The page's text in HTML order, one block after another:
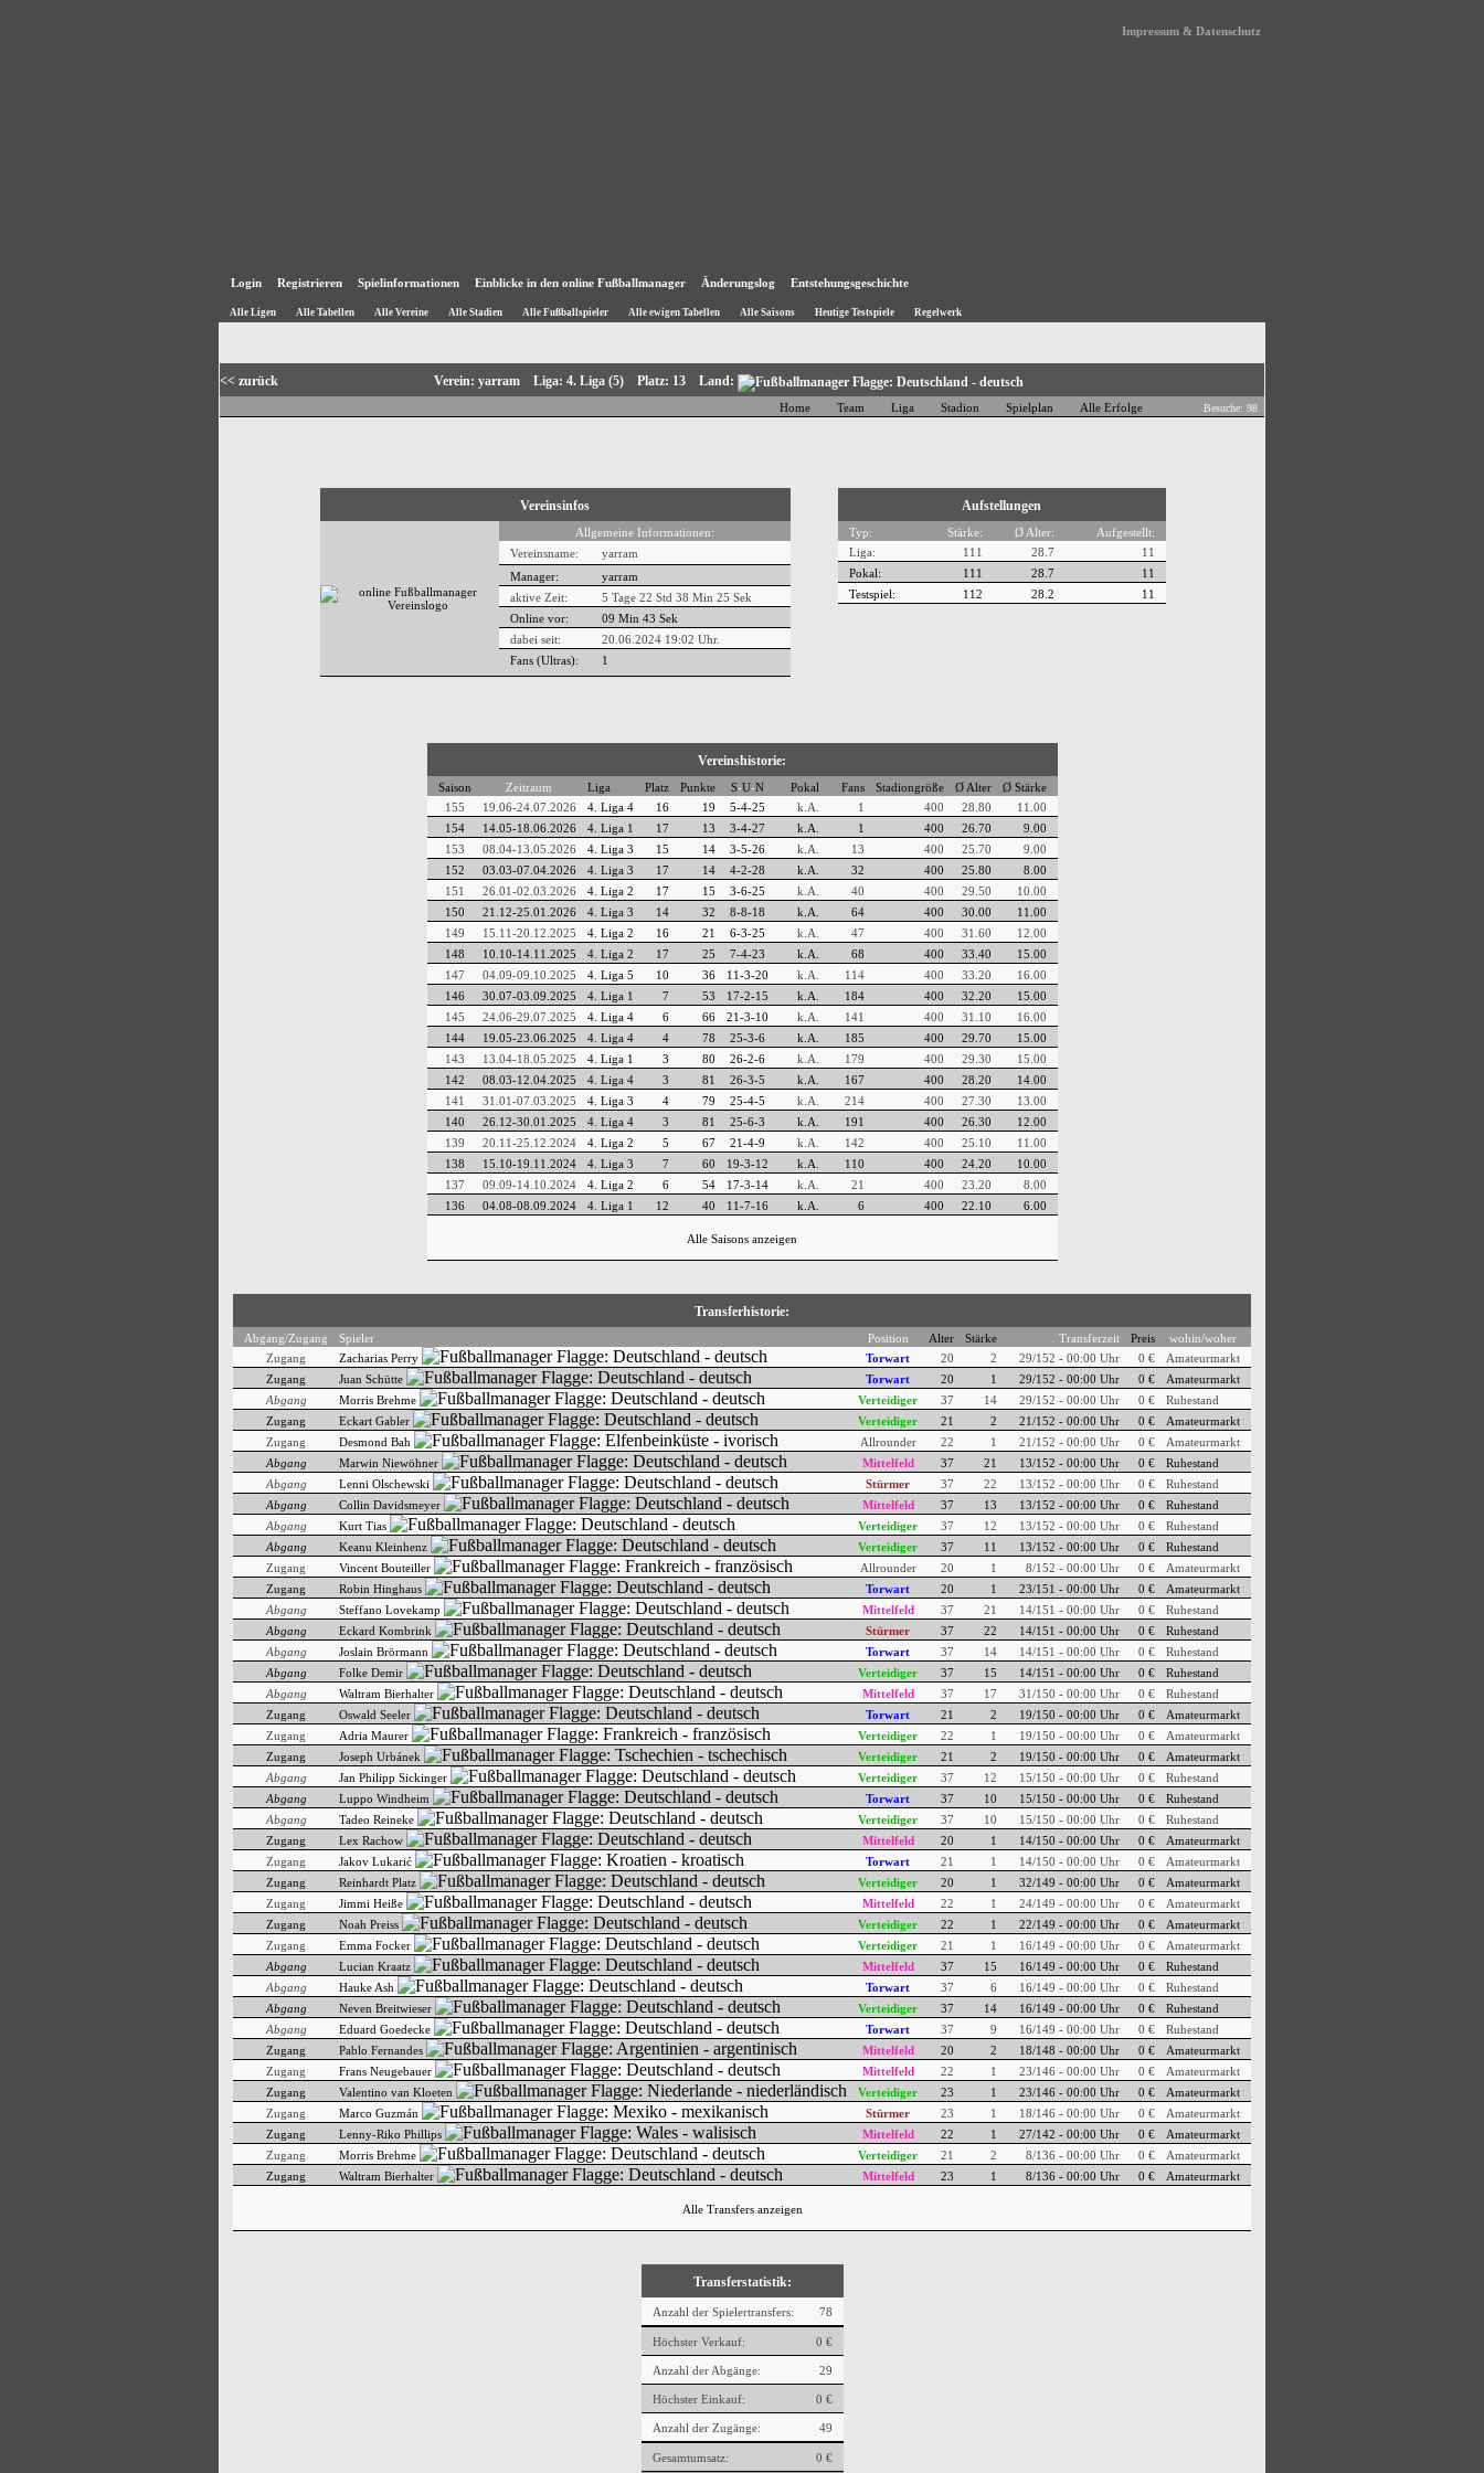
Impressum & Datenschutz
Login Registrieren Spielinformationen Einblicke in den online Fußballmanager Änderungslog Entstehungsgeschichte
Alle Ligen Alle Tabellen Alle Vereine Alle Stadien Alle Fußballspieler Alle ewigen Tabellen Alle Saisons Heutige Testspiele Regelwerk
<< zurück Verein: yarram Liga: 4. Liga (5) Platz: 13 Land:
Home Team Liga Stadion Spielplan Alle Erfolge Besuche: 98
Vereinsinfos
Allgemeine Informationen:
Vereinsname:
yarram
Manager:
yarram
aktive Zeit:
5 Tage 22 Std 38 Min 25 Sek
Online vor:
09 Min 44 Sek
dabei seit:
20.06.2024 19:02 Uhr.
Fans (Ultras):
1
Aufstellungen
Typ: Stärke: Ø Alter:
Aufgestellt:
Liga:
111 28.7
11
Pokal:
111 28.7
11
Testspiel:
112 28.2 11
Vereinshistorie:
Saison Zeitraum Liga Platz Punkte S-U-N Pokal Fans Stadiongröße Ø Alter
Ø Stärke
155
19.06-24.07.2026 4. Liga 4 16 19 5-4-25 k.A. 1 400 28.80
11.00
154
14.05-18.06.2026 4. Liga 1 17 13 3-4-27 k.A. 1 400 26.70
9.00
153
08.04-13.05.2026 4. Liga 3 15 14 3-5-26 k.A. 13 400 25.70
9.00
152
03.03-07.04.2026 4. Liga 3 17 14 4-2-28 k.A. 32 400 25.80
8.00
151
26.01-02.03.2026 4. Liga 2 17 15 3-6-25 k.A. 40 400 29.50
10.00
150
21.12-25.01.2026 4. Liga 3 14 32 8-8-18 k.A. 64 400 30.00
11.00
149
15.11-20.12.2025 4. Liga 2 16 21 6-3-25 k.A. 47 400 31.60
12.00
148
10.10-14.11.2025 4. Liga 2 17 25 7-4-23 k.A. 68 400 33.40
15.00
147
04.09-09.10.2025 4. Liga 5 10 36 11-3-20 k.A. 114 400 33.20
16.00
146
30.07-03.09.2025 4. Liga 1 7 53 17-2-15 k.A. 184 400 32.20
15.00
145
24.06-29.07.2025 4. Liga 4 6 66 21-3-10 k.A. 141 400 31.10
16.00
144
19.05-23.06.2025 4. Liga 4 4 78 25-3-6 k.A. 185 400 29.70
15.00
143
13.04-18.05.2025 4. Liga 1 3 80 26-2-6 k.A. 179 400 29.30
15.00
142
08.03-12.04.2025 4. Liga 4 3 81 26-3-5 k.A. 167 400 28.20
14.00
141
31.01-07.03.2025 4. Liga 3 4 79 25-4-5 k.A. 214 400 27.30
13.00
140
26.12-30.01.2025 4. Liga 4 3 81 25-6-3 k.A. 191 400 26.30
12.00
139
20.11-25.12.2024 4. Liga 2 5 67 21-4-9 k.A. 142 400 25.10
11.00
138
15.10-19.11.2024 4. Liga 3 7 60 19-3-12 k.A. 110 400 24.20
10.00
137
09.09-14.10.2024 4. Liga 2 6 54 17-3-14 k.A. 21 400 23.20
8.00
136
04.08-08.09.2024 4. Liga 1 12 40 11-7-16 k.A. 6 400 22.10 6.00
Alle Saisons anzeigen
Transferhistorie:
Abgang/Zugang Spieler Position Alter Stärke Transferzeit Preis
wohin/woher
Zugang
Zacharias Perry Torwart 20 2 29/152 - 00:00 Uhr 0 €
Amateurmarkt
Zugang
Juan Schütte Torwart 20 1 29/152 - 00:00 Uhr 0 €
Amateurmarkt
Abgang
Morris Brehme Verteidiger 37 14 29/152 - 00:00 Uhr 0 €
Ruhestand
Zugang
Eckart Gabler Verteidiger 21 2 21/152 - 00:00 Uhr 0 €
Amateurmarkt
Zugang
Desmond Bah Allrounder 22 1 21/152 - 00:00 Uhr 0 €
Amateurmarkt
Abgang
Marwin Niewöhner Mittelfeld 37 21 13/152 - 00:00 Uhr 0 €
Ruhestand
Abgang
Lenni Olschewski Stürmer 37 22 13/152 - 00:00 Uhr 0 €
Ruhestand
Abgang
Collin Davidsmeyer Mittelfeld 37 13 13/152 - 00:00 Uhr 0 €
Ruhestand
Abgang
Kurt Tias Verteidiger 37 12 13/152 - 00:00 Uhr 0 €
Ruhestand
Abgang
Keanu Kleinhenz Verteidiger 37 11 13/152 - 00:00 Uhr 0 €
Ruhestand
Zugang
Vincent Bouteiller Allrounder 20 1 8/152 - 00:00 Uhr 0 €
Amateurmarkt
Zugang
Robin Hinghaus Torwart 20 1 23/151 - 00:00 Uhr 0 €
Amateurmarkt
Abgang
Steffano Lovekamp Mittelfeld 37 21 14/151 - 00:00 Uhr 0 €
Ruhestand
Abgang
Eckard Kombrink Stürmer 37 22 14/151 - 00:00 Uhr 0 €
Ruhestand
Abgang
Joslain Brörmann Torwart 37 14 14/151 - 00:00 Uhr 0 €
Ruhestand
Abgang
Folke Demir Verteidiger 37 15 14/151 - 00:00 Uhr 0 €
Ruhestand
Abgang
Waltram Bierhalter Mittelfeld 37 17 31/150 - 00:00 Uhr 0 €
Ruhestand
Zugang
Oswald Seeler Torwart 21 2 19/150 - 00:00 Uhr 0 €
Amateurmarkt
Zugang
Adria Maurer Verteidiger 22 1 19/150 - 00:00 Uhr 0 €
Amateurmarkt
Zugang
Joseph Urbánek Verteidiger 21 2 19/150 - 00:00 Uhr 0 €
Amateurmarkt
Abgang
Jan Philipp Sickinger Verteidiger 37 12 15/150 - 00:00 Uhr 0 €
Ruhestand
Abgang
Luppo Windheim Torwart 37 10 15/150 - 00:00 Uhr 0 €
Ruhestand
Abgang
Tadeo Reineke Verteidiger 37 10 15/150 - 00:00 Uhr 0 €
Ruhestand
Zugang
Lex Rachow Mittelfeld 20 1 14/150 - 00:00 Uhr 0 €
Amateurmarkt
Zugang
Jakov Lukarić Torwart 21 1 14/150 - 00:00 Uhr 0 €
Amateurmarkt
Zugang
Reinhardt Platz Verteidiger 20 1 32/149 - 00:00 Uhr 0 €
Amateurmarkt
Zugang
Jimmi Heiße Mittelfeld 22 1 24/149 - 00:00 Uhr 0 €
Amateurmarkt
Zugang
Noah Preiss Verteidiger 22 1 22/149 - 00:00 Uhr 0 €
Amateurmarkt
Zugang
Emma Focker Verteidiger 21 1 16/149 - 00:00 Uhr 0 €
Amateurmarkt
Abgang
Lucian Kraatz Mittelfeld 37 15 16/149 - 00:00 Uhr 0 €
Ruhestand
Abgang
Hauke Ash Torwart 37 6 16/149 - 00:00 Uhr 0 €
Ruhestand
Abgang
Neven Breitwieser Verteidiger 37 14 16/149 - 00:00 Uhr 0 €
Ruhestand
Abgang
Eduard Goedecke Torwart 37 9 16/149 - 00:00 Uhr 0 €
Ruhestand
Zugang
Pablo Fernandes Mittelfeld 20 2 18/148 - 00:00 Uhr 0 €
Amateurmarkt
Zugang
Frans Neugebauer Mittelfeld 22 1 23/146 - 00:00 Uhr 0 €
Amateurmarkt
Zugang
Valentino van Kloeten Verteidiger 23 1 23/146 - 00:00 Uhr 0 €
Amateurmarkt
Zugang
Marco Guzmán Stürmer 23 1 18/146 - 00:00 Uhr 0 €
Amateurmarkt
Zugang
Lenny-Riko Phillips Mittelfeld 22 1 27/142 - 00:00 Uhr 0 €
Amateurmarkt
Zugang
Morris Brehme Verteidiger 21 2 8/136 - 00:00 Uhr 0 €
Amateurmarkt
Zugang
Waltram Bierhalter Mittelfeld 23 1 8/136 - 00:00 Uhr 0 € Amateurmarkt
Alle Transfers anzeigen
Transferstatistik:
Anzahl der Spielertransfers: 78
Höchster Verkauf: 0 €
Anzahl der Abgänge: 29
Höchster Einkauf: 0 €
Anzahl der Zugänge: 49
Gesamtumsatz: 0 €